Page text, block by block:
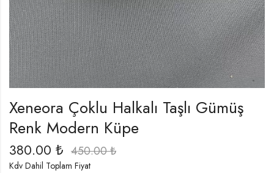
Xeneora Çoklu Halkalı Taşlı Gümüş
Renk Modern Küpe
380.00 ₺ 450.00₺
Kdv Dahil Toplam Fiyat